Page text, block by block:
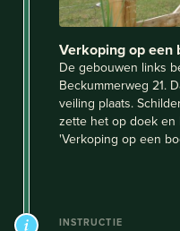
Verkoping op een
De gebouwen links
Beckummerweg 21.
veiling plaats.
zette het op doek
'Verkoping op een
INSTRUCTIE